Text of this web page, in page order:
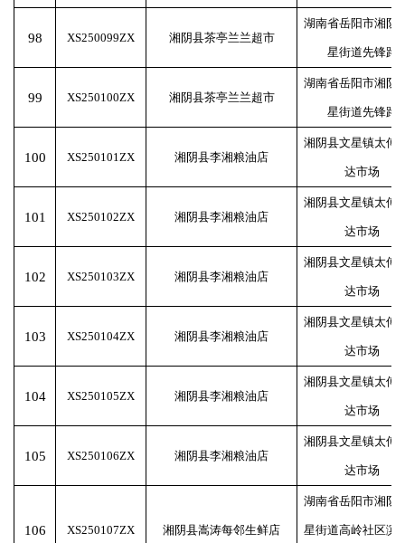
98 XS250099ZX 湘阴县茶亭兰兰超市
湖南省岳阳市湘阴
星街道先锋路
99 XS250100ZX 湘阴县茶亭兰兰超市
湖南省岳阳市湘阴
星街道先锋路
100 XS250101ZX 湘阴县李湘粮油店
湘阴县文星镇太傅
达市场
101 XS250102ZX 湘阴县李湘粮油店
湘阴县文星镇太傅
达市场
102 XS250103ZX 湘阴县李湘粮油店
湘阴县文星镇太傅
达市场
103 XS250104ZX 湘阴县李湘粮油店
湘阴县文星镇太傅
达市场
104 XS250105ZX 湘阴县李湘粮油店
湘阴县文星镇太傅
达市场
105 XS250106ZX 湘阴县李湘粮油店
湘阴县文星镇太傅
达市场
106 XS250107ZX 湘阴县嵩涛每邻生鲜店
湖南省岳阳市湘阴
星街道高岭社区滨